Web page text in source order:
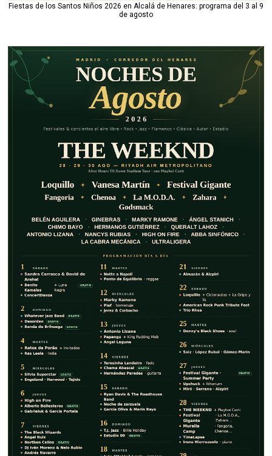
Fiestas de los Santos Niños 2026 en Alcalá de Henares: programa del 3 al 9
de agosto